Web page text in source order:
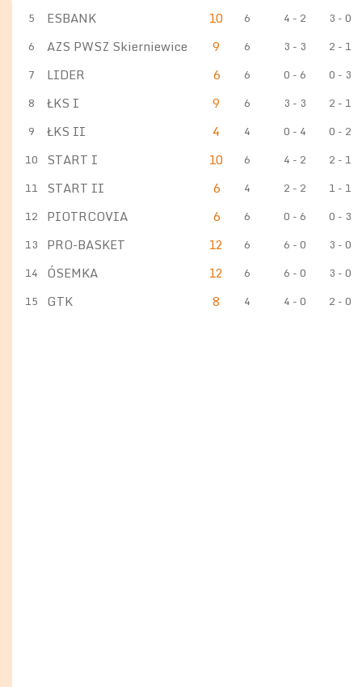
5
ESBANK 10 6 4 - 2
3 - 0
6
AZS PWSZ Skierniewice 9 6 3 - 3
2 - 1
7
LIDER 6 6 0 - 6
0 - 3
8
ŁKS I 9 6 3 - 3
2 - 1
9
ŁKS II 4 4 0 - 4
0 - 2
10 START I 10 6 4 - 2
2 - 1
11 START II 6 4 2 - 2
1 - 1
12 PIOTRCOVIA 6 6 0 - 6
0 - 3
13 PRO-BASKET 12 6 6 - 0
3 - 0
14 ÓSEMKA 12 6 6 - 0
3 - 0
15 GTK 8 4 4 - 0 2 - 0